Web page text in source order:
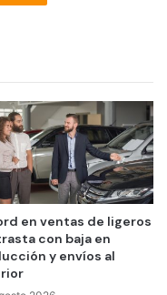
en ventas de ligeros
con baja en
y envíos al